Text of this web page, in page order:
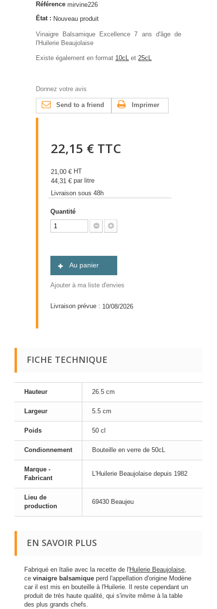
Référence mirvine226
État : Nouveau produit
Vinaigre Balsamique Excellence 7 ans d'âge de
l'Huilerie Beaujolaise
Existe également en format 10cL et25cL
Donnez votre avis
Send to a friend Imprimer
22,15 € TTC
21,00 € HT
44,31 € par litre
Livraison sous 48h
Quantité
Au panier
Ajouter à ma liste d'envies
Livraison prévue : 10/08/2026
FICHE TECHNIQUE
Hauteur 26.5 cm
Largeur 5.5 cm
Poids 50 cl
Condionnement Bouteille en verre de 50cL
Marque -
Fabricant
L'Huilerie Beaujolaise depuis 1982
Lieu de
production
69430 Beaujeu
EN SAVOIR PLUS
Fabriqué en Italie avec la recette de l'Huilerie Beaujolaise,
ce vinaigre balsamique perd l'appellation d'origine Modène
car il est mis en bouteille à l'Huilerie. Il reste cependant un
produit de très haute qualité, qui s'invite même à la table
des plus grands chefs.